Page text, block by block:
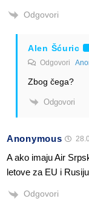
Odgovori
Alen Šćuric
Odgovori
Zbog čega?
Odgovori
Anonymous
A ako imaju Air
letove za EU i
Odgovori